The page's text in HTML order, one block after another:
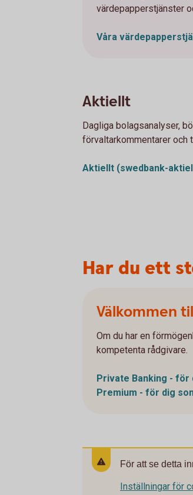
värdepapperstjänster
Våra
Aktiellt
Dagliga bolagsanalyser,
förvaltarkommentarer och
Aktiellt (swedbank-
Har du ett
Välkommen
Om du har en
kompetenta rådgivare.
Private Banking - för
Premium - för dig
För att se detta
Inställningar för